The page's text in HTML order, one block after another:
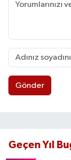
Gönder
Geçen Yıl